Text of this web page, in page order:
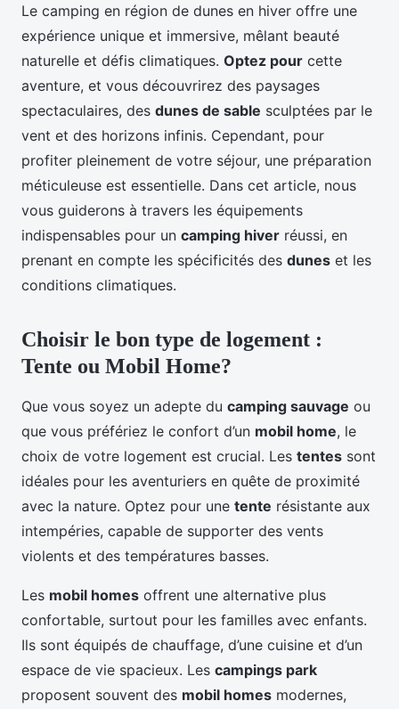
Le camping en région de dunes en hiver offre une
expérience unique et immersive, mêlant beauté
naturelle et défis climatiques. Optez pour cette
aventure, et vous découvrirez des paysages
spectaculaires, des dunes de sable sculptées par le
vent et des horizons infinis. Cependant, pour
profiter pleinement de votre séjour, une préparation
méticuleuse est essentielle. Dans cet article, nous
vous guiderons à travers les équipements
indispensables pour un camping hiver réussi, en
prenant en compte les spécificités des dunes et les
conditions climatiques.
Choisir le bon type de logement :
Tente ou Mobil Home?
Que vous soyez un adepte du camping sauvage ou
que vous préfériez le confort d’un mobil home, le
choix de votre logement est crucial. Les tentes sont
idéales pour les aventuriers en quête de proximité
avec la nature. Optez pour une tente résistante aux
intempéries, capable de supporter des vents
violents et des températures basses.
Les mobil homes offrent une alternative plus
confortable, surtout pour les familles avec enfants.
Ils sont équipés de chauffage, d’une cuisine et d’un
espace de vie spacieux. Les campings park
proposent souvent des mobil homes modernes,